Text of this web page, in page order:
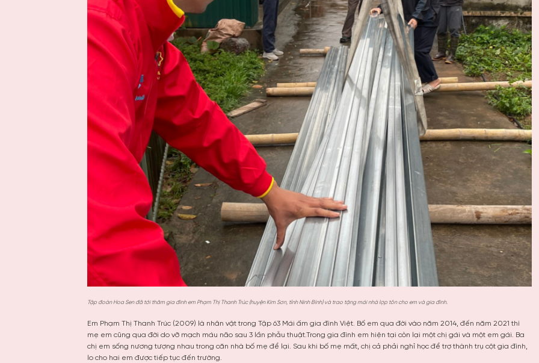
Tập đoàn Hoa Sen đã tới thăm gia đình em Phạm Thị Thanh Trúc (huyện Kim Sơn, tỉnh Ninh Bình) và trao tặng mái nhà lợp tôn cho em và gia đình.
Em Phạm Thị Thanh Trúc (2009) là nhân vật trong Tập 63 Mái ấm gia đình Việt. Bố em qua đời vào năm 2014, đến năm 2021 thì
mẹ em cũng qua đời do vỡ mạch máu não sau 3 lần phẫu thuật.Trong gia đình em hiện tại còn lại một chị gái và một em gái. Ba
chị em sống nương tượng nhau trong căn nhà bố mẹ để lại. Sau khi bố mẹ mất, chị cả phải nghỉ học để trợ thành trụ cột gia đình,
lo cho hai em được tiếp tục đến trường.